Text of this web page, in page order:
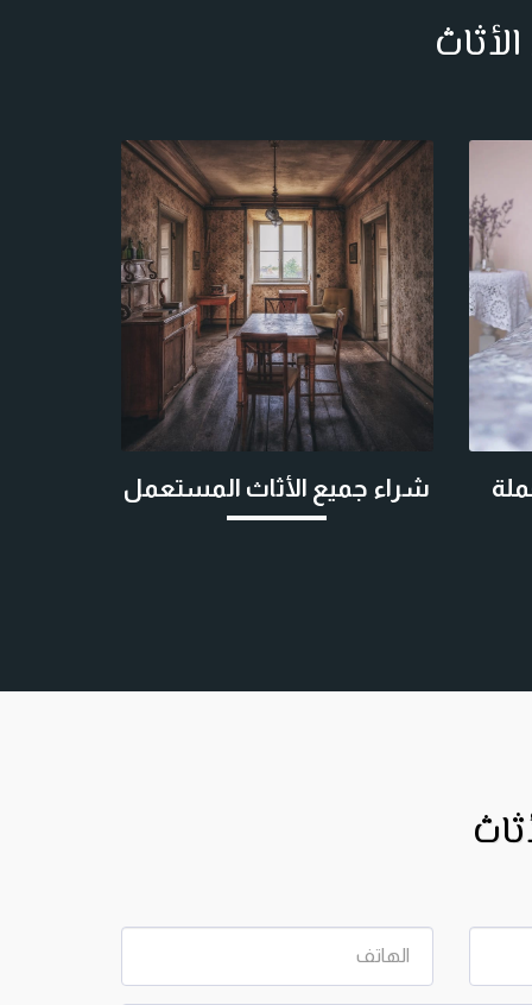
شراء جميع الأثاث المستعمل